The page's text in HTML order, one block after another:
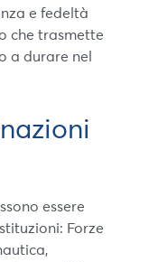
e fedeltà
che trasmette
a durare nel
essere
Forze